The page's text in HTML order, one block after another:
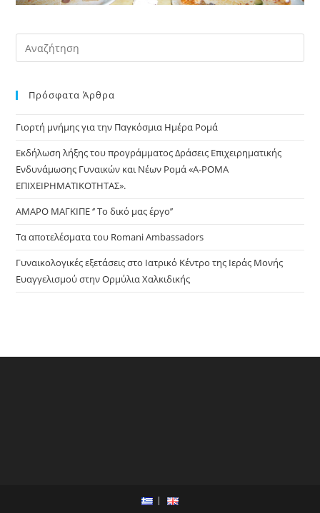
Πρόσφατα Άρθρα
Γιορτή μνήμης για την Παγκόσμια Ημέρα Ρομά
Εκδήλωση λήξης του προγράμματος Δράσεις Επιχειρηματικής
Ενδυνάμωσης Γυναικών και Νέων Ρομά «Α-ΡΟΜΑ
ΕΠΙΧΕΙΡΗΜΑΤΙΚΟΤΗΤΑΣ».
ΑΜΑΡΟ ΜΑΓΚΙΠΕ ‘’ Το δικό μας έργο’’
Τα αποτελέσματα του Romani Ambassadors
Γυναικολογικές εξετάσεις στο Ιατρικό Κέντρο της Ιεράς Μονής
Ευαγγελισμού στην Ορμύλια Χαλκιδικής